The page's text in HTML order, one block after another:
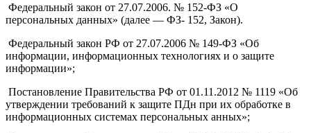
Федеральный закон от 27.07.2006. № 152-ФЗ «О
персональных данных» (далее — ФЗ- 152, Закон).
Федеральный закон РФ от 27.07.2006 № 149-ФЗ «Об
информации, информационных технологиях и о защите
информации»;
Постановление Правительства РФ от 01.11.2012 № 1119 «Об
утверждении требований к защите ПДн при их обработке в
информационных системах персональных анных»;